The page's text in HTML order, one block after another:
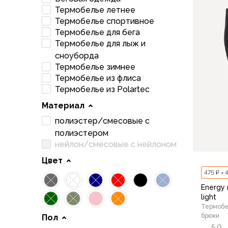
Нижнее белье
Обувь
Мужская обувь
Ботинки
Утепленные
Неутепленные
Полуботинки
Трейловые кроссовки
Повседневные кроссовки
Кроссовки треккинговые
Сапоги
Зимние
Демисезонные
Болотные сапоги, забродники
Вкладыши
Сандалии
Гамаши, бахилы
Термобелье летнее
Термобелье спортивное
Термобелье для бега
Термобелье для лыж и
сноуборда
Термобелье зимнее
Термобелье из флиса
Термобелье из Polartec
Материал
полиэстер/смесовые с
полиэстером
нейлон/смесовые с нейлоном
Цвет
Пол
48/176
475 ₽ ×
Energy
light
брюки